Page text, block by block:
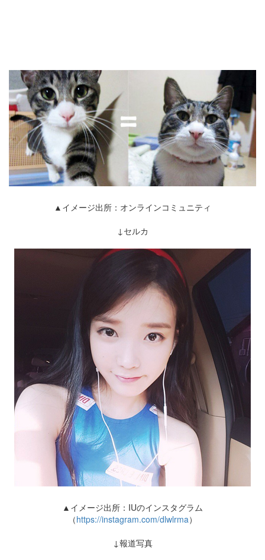
▲イメージ出所：オンラインコミュニティ
↓セルカ
▲イメージ出所：IUのインスタグラム
（https://instagram.com/dlwlrma）
↓報道写真